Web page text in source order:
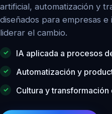
artificial, automatización y
diseñados para empresas
liderar el cambio.
IA aplicada a procesos
Automatización y
Cultura y transformación